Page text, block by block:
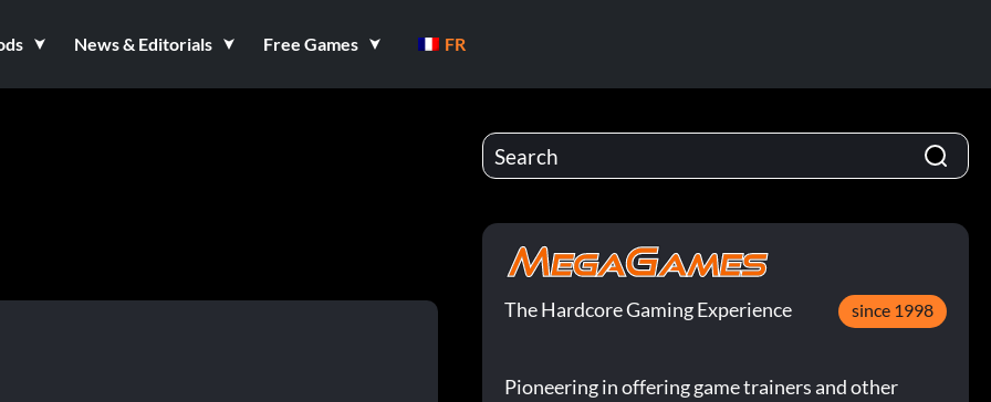
News & Editorials Free Games FR
The Hardcore Gaming Experience since 1998
Pioneering in offering game trainers and other